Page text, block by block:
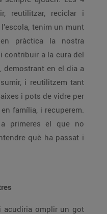
reutilitzar, reciclar i
tenim un munt
pràctica la nostra
contribuir a la cura del
demostrant en el dia a
i reutilitzem tant
i pots de vidre per
família, i recuperem.
primeres el que no
què ha passat i
omplir un got